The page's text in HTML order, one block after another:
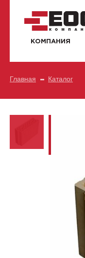
КОМПАНИЯ
Главная Каталог